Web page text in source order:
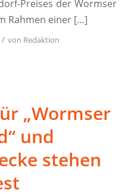
Preises der Wormser
Rahmen einer […]
/ von Redaktion
„Wormser
und
stehen